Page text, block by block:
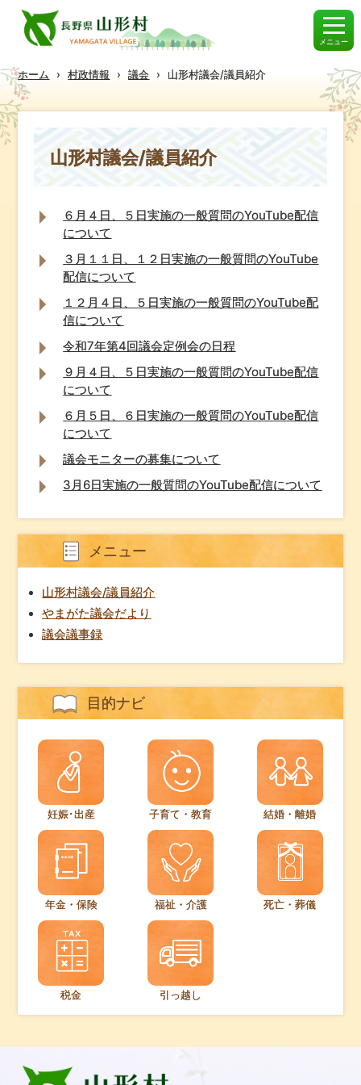
メニュー
ホーム › 村政情報 › 議会 › 山形村議会/議員紹介
山形村議会/議員紹介
６月４日、５日実施の一般質問のYouTube配信
について
３月１１日、１２日実施の一般質問のYouTube
配信について
１２月４日、５日実施の一般質問のYouTube配
信について
令和7年第4回議会定例会の日程
９月４日、５日実施の一般質問のYouTube配信
について
６月５日、６日実施の一般質問のYouTube配信
について
議会モニターの募集について
3月6日実施の一般質問のYouTube配信について
メニュー
山形村議会/議員紹介
やまがた議会だより
議会議事録
目的ナビ
妊娠･出産 子育て・教育 結婚・離婚
年金・保険 福祉・介護 死亡・葬儀
税金 引っ越し